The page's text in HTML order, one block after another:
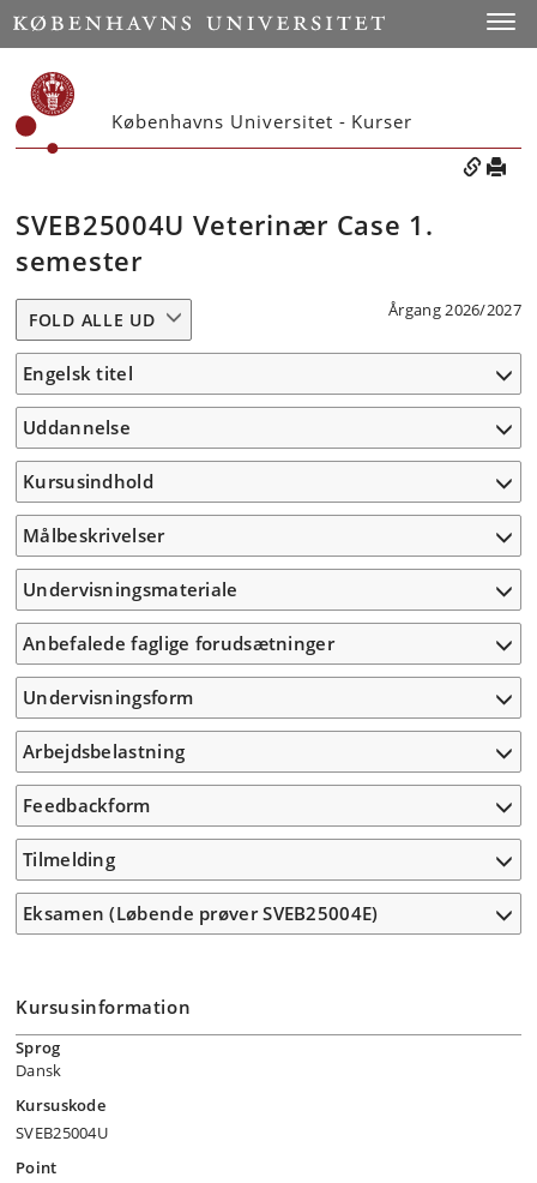
Københavns Universitet - Kurser
SVEB25004U Veterinær Case 1.
semester
Årgang 2026/2027
FOLD ALLE UD
Engelsk titel
Uddannelse
Kursusindhold
Målbeskrivelser
Undervisningsmateriale
Anbefalede faglige forudsætninger
Undervisningsform
Arbejdsbelastning
Feedbackform
Tilmelding
Eksamen (Løbende prøver SVEB25004E)
Kursusinformation
Sprog
Dansk
Kursuskode
SVEB25004U
Point